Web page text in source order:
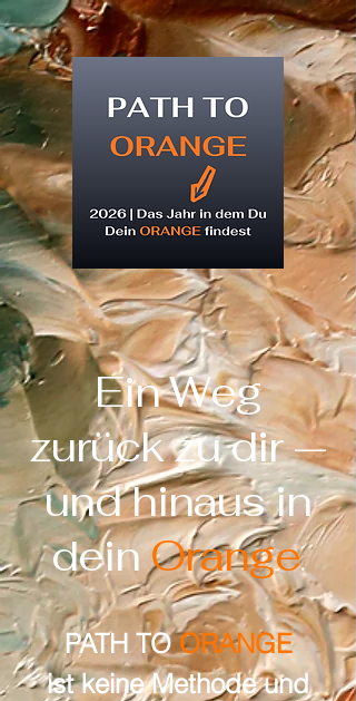
Ein Weg
zurück zu dir —
und hinaus in
deinOrange.
PATH TOORANGE
ist keine Methode und